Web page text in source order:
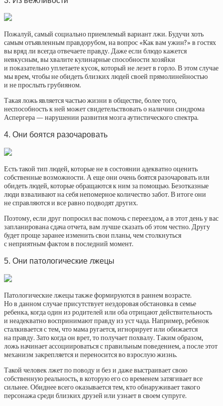
Пожалуй, самый социально приемлемый вариант лжи. Будучи хоть
самым отъявленным правдорубом, на вопрос «Как вам ужин?» в гостях
вы вряд ли всегда отвечаете правду. Даже если блюдо кажется
невкусным, вы хвалите кулинарные способности хозяйки
и показательно уплетаете кусок, который не лезет в горло. В этом случае
мы врем, чтобы не обидеть близких людей своей прямолинейностью
и не прослыть грубияном.
Такая ложь является частью жизни в обществе, более того,
неспособность к ней может свидетельствовать о наличии синдрома
Аспергера — нарушении развития мозга аутистического спектра.
4. Они боятся разочаровать
Есть такой тип людей, которые не в состоянии адекватно оценить
собственные возможности. А еще они очень боятся разочаровать или
обидеть людей, которые обращаются к ним за помощью. Безотказные
люди взваливают на себя непомерное количество забот. В итоге они
не справляются и все равно подводят других.
Поэтому, если друг попросил вас помочь с переездом, а в этот день у вас
запланирована сдача отчета, вам лучше сказать об этом честно. Другу
будет проще заранее изменить свои планы, чем столкнуться
с неприятным фактом в последний момент.
5. Они патологические лжецы
Патологические лжецы также формируются в раннем возрасте.
Но в данном случае присутствует нездоровая обстановка в семье
ребенка, когда один из родителей или оба отрицают действительность
и неадекватно воспринимают правду из уст чада. Например, ребенок
сталкивается с тем, что мама ругается, игнорирует или обижается
на правду. Зато когда он врет, то получает похвалу. Таким образом,
ложь начинает ассоциироваться с правильным поведением, а после этот
механизм закрепляется и переносится во взрослую жизнь.
Такой человек лжет по поводу и без и даже выстраивает свою
собственную реальность, в которую его со временем затягивает все
сильнее. Обиднее всего оказывается тем, кто обнаруживает такого
персонажа среди близких друзей или узнает в своем супруге.